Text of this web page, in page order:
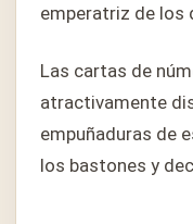
emperatriz de los
Las cartas de
atractivamente
empuñaduras de
los bastones y